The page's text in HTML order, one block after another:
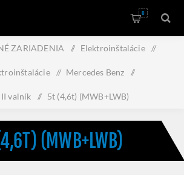
0
ZARIADENIA / Elektroinštalácie /
/ Mercedes Benz /
valník / 5t (4,6t) (MWB+LWB)
(MWB+LWB)